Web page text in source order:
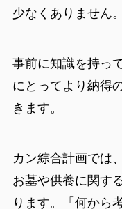
少なくありません。
事前に知識を持っ
にとってより納得
きます。
カン綜合計画では
お墓や供養に関す
ります。「何から